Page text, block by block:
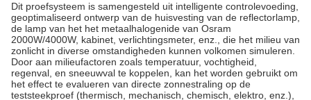
Dit proefsysteem is samengesteld uit intelligente controlevoeding,
geoptimaliseerd ontwerp van de huisvesting van de reflectorlamp,
de lamp van het het metaalhalogenide van Osram
2000W/4000W, kabinet, verlichtingsmeter, enz., die het milieu van
zonlicht in diverse omstandigheden kunnen volkomen simuleren.
Door aan milieufactoren zoals temperatuur, vochtigheid,
regenval, en sneeuwval te koppelen, kan het worden gebruikt om
het effect te evalueren van directe zonnestraling op de
teststeekproef (thermisch, mechanisch, chemisch, elektro, enz.),